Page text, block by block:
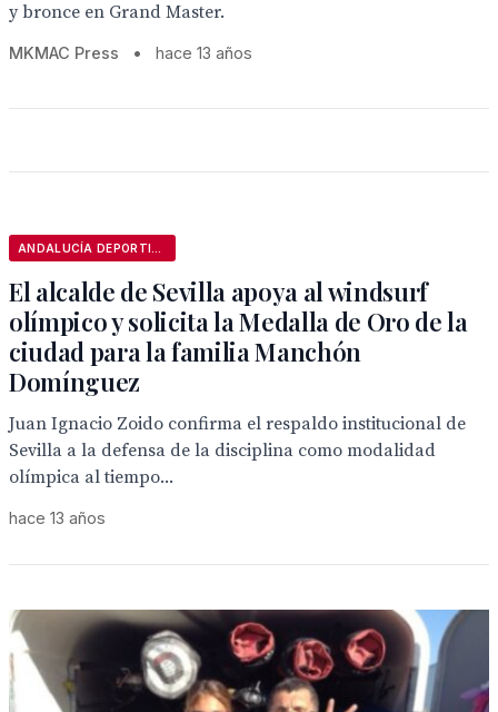
y bronce en Grand Master.
MKMAC Press • hace 13 años
El alcalde de Sevilla apoya al windsurf
olímpico y solicita la Medalla de Oro de la
ciudad para la familia Manchón
Domínguez
Juan Ignacio Zoido confirma el respaldo institucional de
Sevilla a la defensa de la disciplina como modalidad
olímpica al tiempo...
hace 13 años